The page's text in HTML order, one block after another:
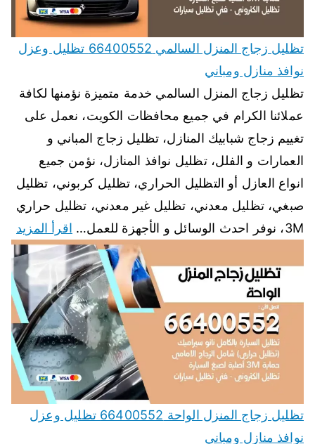
تظليل زجاج المنزل السالمي 66400552 تظليل وعزل
نوافذ منازل ومباني
تظليل زجاج المنزل السالمي خدمة متميزة نؤمنها لكافة
عملائنا الكرام في جميع محافظات الكويت، نعمل على
تغييم زجاج شبابيك المنازل، تظليل زجاج المباني و
العمارات و الفلل، تظليل نوافذ المنازل، نؤمن جميع
انواع العازل أو التظليل الحراري، تظليل كربوني، تظليل
صبغي، تظليل معدني، تظليل غير معدني، تظليل حراري
3M، نوفر احدث الوسائل و الأجهزة للعمل…
اقرأ المزيد
تظليل زجاج المنزل الواحة 66400552 تظليل وعزل
نوافذ منازل ومباني